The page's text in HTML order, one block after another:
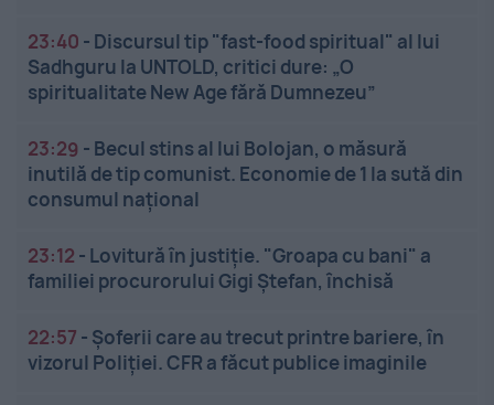
23:40 - Discursul tip "fast-food spiritual" al lui
Sadhguru la UNTOLD, critici dure: „O
spiritualitate New Age fără Dumnezeu”
23:29 - Becul stins al lui Bolojan, o măsură
inutilă de tip comunist. Economie de 1 la sută din
consumul național
23:12 - Lovitură în justiție. "Groapa cu bani" a
familiei procurorului Gigi Ștefan, închisă
22:57 - Șoferii care au trecut printre bariere, în
vizorul Poliției. CFR a făcut publice imaginile